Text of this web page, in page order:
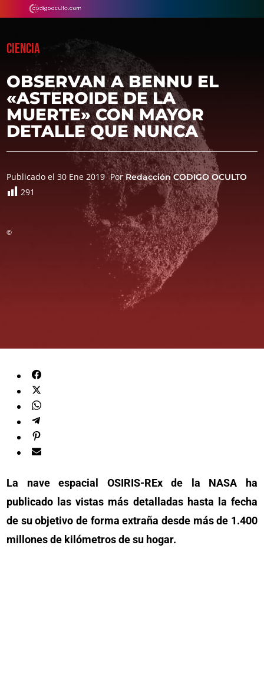
CIENCIA
OBSERVAN A BENNU EL
«ASTEROIDE DE LA
MUERTE» CON MAYOR
DETALLE QUE NUNCA
Publicado el 30 Ene 2019 PorRedacción CODIGO OCULTO
291
©
La nave espacial OSIRIS-REx de la NASA ha
publicado las vistas más detalladas hasta la fecha
de su objetivo de forma extraña desde más de 1.400
millones de kilómetros de su hogar.